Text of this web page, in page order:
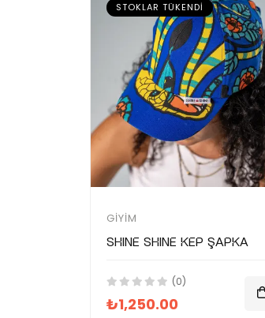
STOKLAR TÜKENDI
GIYIM
SHINE SHINE Kep Şapka
(0)
₺1,250.00